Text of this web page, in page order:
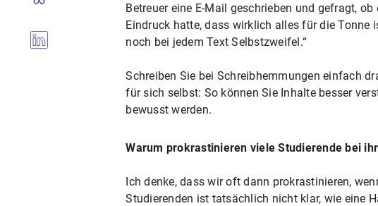
Betreuer eine E-Mail geschrieben und gefragt,
Eindruck hatte, dass wirklich alles für die Tonne
noch bei jedem Text Selbstzweifel.“
Schreiben Sie bei Schreibhemmungen einfach
für sich selbst: So können Sie Inhalte besser
bewusst werden.
Warum prokrastinieren viele Studierende bei
Ich denke, dass wir oft dann prokrastinieren,
Studierenden ist tatsächlich nicht klar, wie eine